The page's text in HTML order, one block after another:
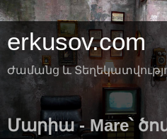
erkusov.com
Ժամանց և
Մարիա - Mare՝